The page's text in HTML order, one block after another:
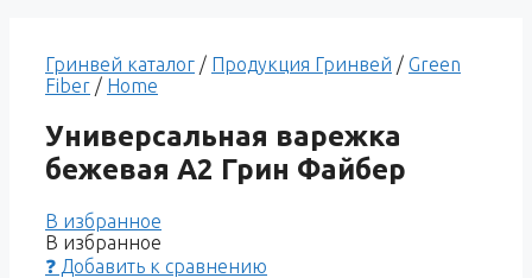
Гринвей каталог / Продукция Гринвей / Green
Fiber / Home
Универсальная варежка
бежевая A2 Грин Файбер
В избранное
В избранное
❓ Добавить к сравнению